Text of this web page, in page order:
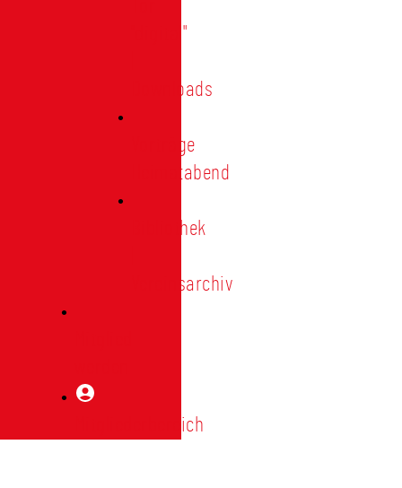
"digital"
Downloads
Vorträge
Heimatabend
Bibliothek
Vereinsarchiv
Mitgliederbereich